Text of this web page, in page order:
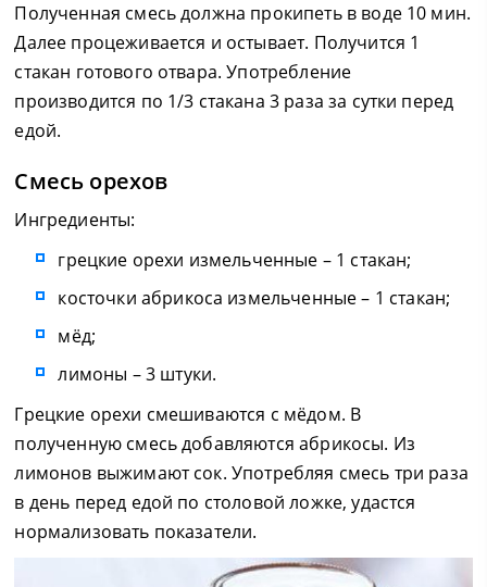
Полученная смесь должна прокипеть в воде 10 мин.
Далее процеживается и остывает. Получится 1
стакан готового отвара. Употребление
производится по 1/3 стакана 3 раза за сутки перед
едой.
Смесь орехов
Ингредиенты:
грецкие орехи измельченные – 1 стакан;
косточки абрикоса измельченные – 1 стакан;
мёд;
лимоны – 3 штуки.
Грецкие орехи смешиваются с мёдом. В
полученную смесь добавляются абрикосы. Из
лимонов выжимают сок. Употребляя смесь три раза
в день перед едой по столовой ложке, удастся
нормализовать показатели.